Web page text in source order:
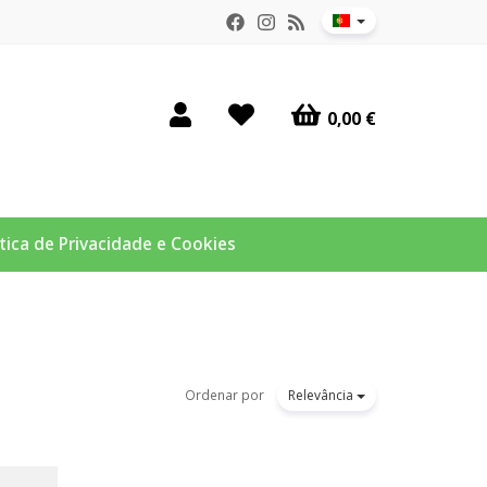
0,00 €
de Privacidade e Cookies
Ordenar por Relevância